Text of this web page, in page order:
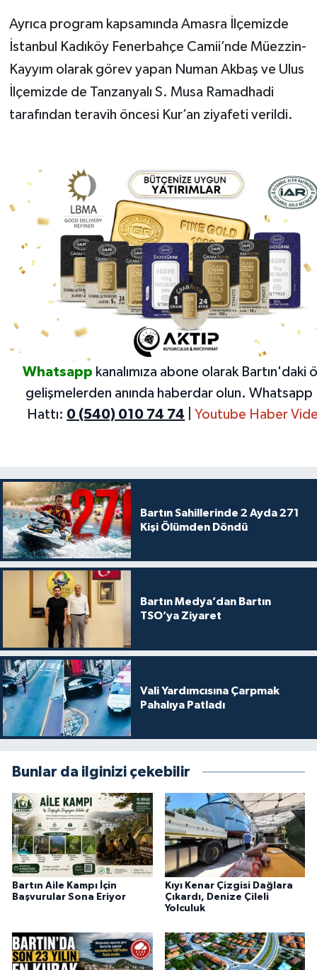
Ayrıca program kapsamında Amasra İlçemizde
İstanbul Kadıköy Fenerbahçe Camii’nde Müezzin-
Kayyım olarak görev yapan Numan Akbaş ve Ulus
İlçemizde de Tanzanyalı S. Musa Ramadhadi
tarafından teravih öncesi Kur’an ziyafeti verildi.
Whatsapp kanalımıza abone olarak Bartın'daki
gelişmelerden anında haberdar olun. Whatsapp
Hattı: 0 (540) 010 74 74 Youtube Haber
Bartın Sahillerinde 2 Ayda 271
Kişi Ölümden Döndü
Bartın Medya’dan Bartın
TSO’ya Ziyaret
Vali Yardımcısına Çarpmak
Pahalıya Patladı
Bunlar da ilginizi çekebilir
Bartın Aile Kampı İçin
Başvurular Sona Eriyor
Kıyı Kenar Çizgisi Dağlara
Çıkardı, Denize Çileli
Yolculuk